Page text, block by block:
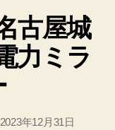
古屋城
力ミラ
2023年12月31日